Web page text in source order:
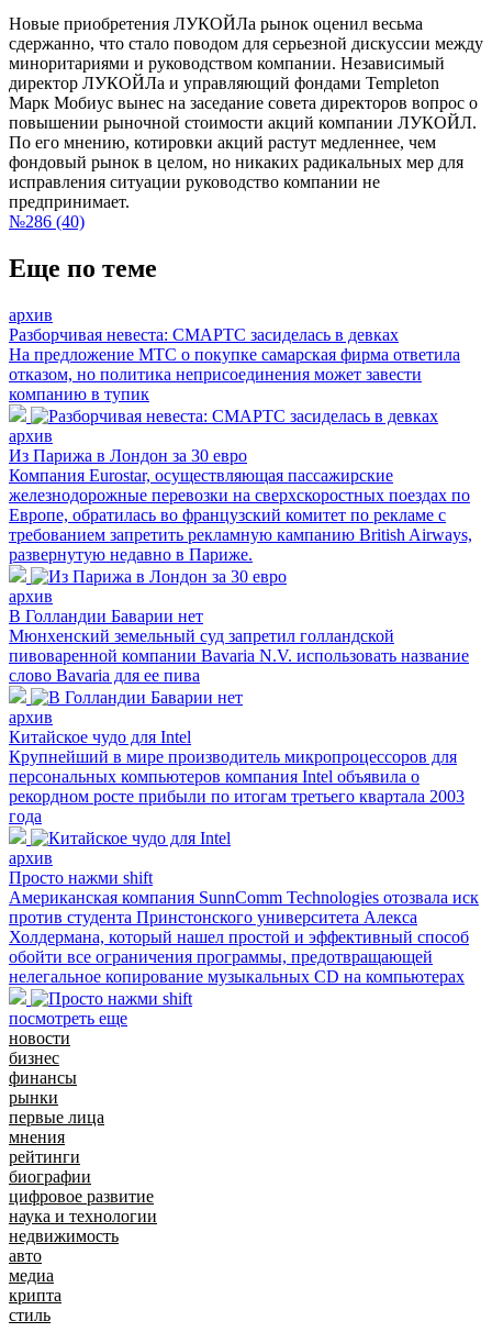
Новые приобретения ЛУКОЙЛа рынок оценил весьма
сдержанно, что стало поводом для серьезной дискуссии между
миноритариями и руководством компании. Независимый
директор ЛУКОЙЛа и управляющий фондами Templeton
Марк Мобиус вынес на заседание совета директоров вопрос о
повышении рыночной стоимости акций компании ЛУКОЙЛ.
По его мнению, котировки акций растут медленнее, чем
фондовый рынок в целом, но никаких радикальных мер для
исправления ситуации руководство компании не
предпринимает.
№286 (40)
Еще по теме
архив
Разборчивая невеста: СМАРТС засиделась в девках
На предложение МТС о покупке самарская фирма ответила
отказом, но политика неприсоединения может завести
компанию в тупик
архив
Из Парижа в Лондон за 30 евро
Компания Eurostar, осуществляющая пассажирские
железнодорожные перевозки на сверхскоростных поездах по
Европе, обратилась во французский комитет по рекламе с
требованием запретить рекламную кампанию British Airways,
развернутую недавно в Париже.
архив
В Голландии Баварии нет
Мюнхенский земельный суд запретил голландской
пивоваренной компании Bavaria N.V. использовать название
слово Bavaria для ее пива
архив
Китайское чудо для Intel
Крупнейший в мире производитель микропроцессоров для
персональных компьютеров компания Intel объявила о
рекордном росте прибыли по итогам третьего квартала 2003
года
архив
Просто нажми shift
Американская компания SunnComm Technologies отозвала иск
против студента Принстонского университета Алекса
Холдермана, который нашел простой и эффективный способ
обойти все ограничения программы, предотвращающей
нелегальное копирование музыкальных CD на компьютерах
посмотреть еще
новости
бизнес
финансы
рынки
первые лица
мнения
рейтинги
биографии
цифровое развитие
наука и технологии
недвижимость
авто
медиа
крипта
стиль